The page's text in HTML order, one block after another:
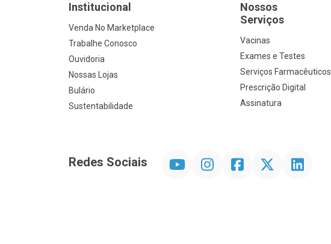
Institucional
Venda No Marketplace
Trabalhe Conosco
Ouvidoria
Nossas Lojas
Bulário
Sustentabilidade
Nossos
Serviços
Vacinas
Exames e Testes
Serviços Farmacêuticos
Prescrição Digital
Assinatura
Redes Sociais InstagramFacebookTwitter Linkedin